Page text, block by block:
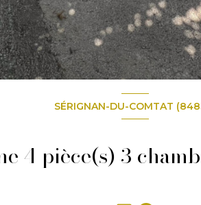
SÉRIGNAN-DU-COMTAT